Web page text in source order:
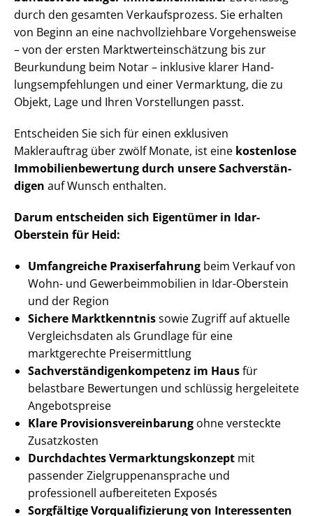
durch den gesamten Verkaufsprozess. Sie erhalten
von Beginn an eine nach­voll­zieh­ba­re Vorgehensweise
– von der ersten Markt­wert­ein­schät­zung bis zur
Beurkundung beim Notar – inklusive klarer Hand­
lungs­emp­feh­lun­gen und einer Vermarktung, die zu
Objekt, Lage und Ihren Vorstellungen passt.
Entscheiden Sie sich für einen exklusiven
Maklerauftrag über zwölf Monate, ist eine kostenlose
Im­mo­bi­li­en­be­wer­tung durch unsere Sach­ver­stän­
di­gen auf Wunsch enthalten.
Darum entscheiden sich Eigentümer in Idar-
Oberstein für Heid:
Umfangreiche Praxiserfahrung beim Verkauf von
Wohn- und Ge­wer­be­im­mo­bi­li­en in Idar-Oberstein
und der Region
Sichere Marktkenntnissowie Zugriff auf aktuelle
Vergleichsdaten als Grundlage für eine
marktgerechte Preisermittlung
Sach­ver­stän­di­gen­kom­pe­tenz im Hausfür
belastbare Bewertungen und schlüssig hergeleitete
Angebotspreise
Klare Pro­vi­si­ons­ver­ein­ba­rung ohne versteckte
Zusatzkosten
Durchdachtes Ver­mark­tungs­kon­zept mit
passender Ziel­grup­pen­an­spra­che und
professionell aufbereiteten Exposés
Sorgfältige Vor­qua­li­fi­zie­rung von Interessenten